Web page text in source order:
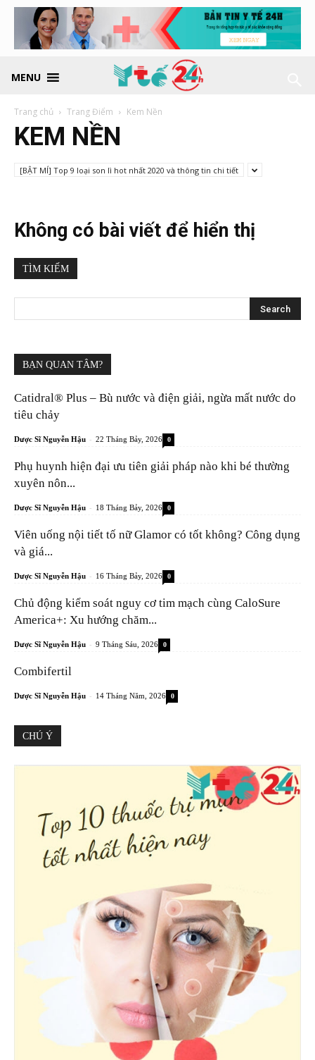
MENU
Trang chủ Trang Điểm Kem Nền
KEM NỀN
[BẬT MÍ] Top 9 loại son lì hot nhất 2020 và thông tin chi tiết
Không có bài viết để hiển thị
TÌM KIẾM
BẠN QUAN TÂM?
Catidral® Plus – Bù nước và điện giải, ngừa mất nước do
tiêu chảy
Dược Sĩ Nguyễn Hậu - 22 Tháng Bảy, 2026 0
Phụ huynh hiện đại ưu tiên giải pháp nào khi bé thường
xuyên nôn...
Dược Sĩ Nguyễn Hậu - 18 Tháng Bảy, 2026 0
Viên uống nội tiết tố nữ Glamor có tốt không? Công dụng
và giá...
Dược Sĩ Nguyễn Hậu - 16 Tháng Bảy, 2026 0
Chủ động kiểm soát nguy cơ tim mạch cùng CaloSure
America+: Xu hướng chăm...
Dược Sĩ Nguyễn Hậu - 9 Tháng Sáu, 2026 0
Combifertil
Dược Sĩ Nguyễn Hậu - 14 Tháng Năm, 2026 0
CHÚ Ý